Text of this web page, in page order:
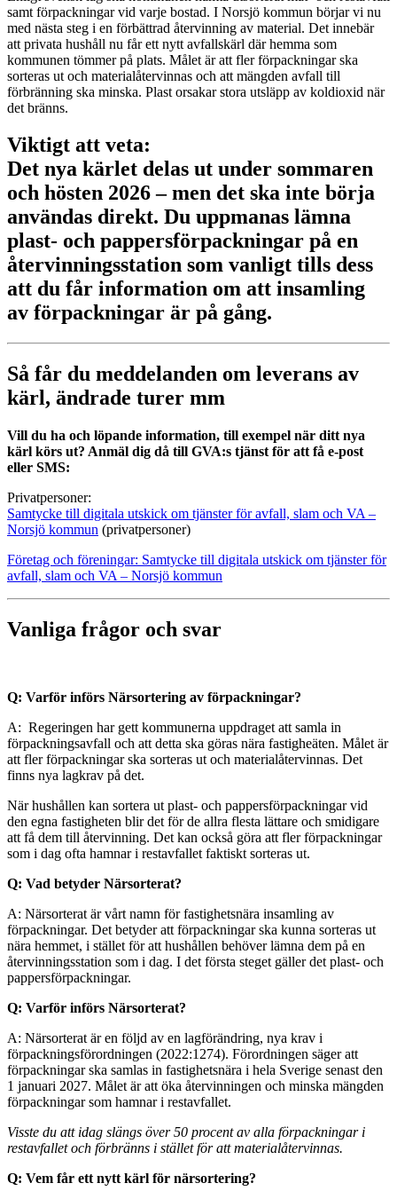
samt förpackningar vid varje bostad. I Norsjö kommun börjar vi nu
med nästa steg i en förbättrad återvinning av material. Det innebär
att privata hushåll nu får ett nytt avfallskärl där hemma som
kommunen tömmer på plats. Målet är att fler förpackningar ska
sorteras ut och materialåtervinnas och att mängden avfall till
förbränning ska minska. Plast orsakar stora utsläpp av koldioxid när
det bränns.
Viktigt att veta:
Det nya kärlet delas ut under sommaren
och hösten 2026 – men det ska inte börja
användas direkt. Du uppmanas lämna
plast- och pappersförpackningar på en
återvinningsstation som vanligt tills dess
att du får information om att insamling
av förpackningar är på gång.
Så får du meddelanden om leverans av
kärl, ändrade turer mm
Vill du ha och löpande information, till exempel när ditt nya
kärl körs ut? Anmäl dig då till GVA:s tjänst för att få e-post
eller SMS:
Privatpersoner:
Samtycke till digitala utskick om tjänster för avfall, slam och VA –
Norsjö kommun (privatpersoner)
Företag och föreningar: Samtycke till digitala utskick om tjänster för
avfall, slam och VA – Norsjö kommun
Vanliga frågor och svar
Q: Varför införs Närsortering av förpackningar?
A: Regeringen har gett kommunerna uppdraget att samla in
förpackningsavfall och att detta ska göras nära fastigheäten. Målet är
att fler förpackningar ska sorteras ut och materialåtervinnas. Det
finns nya lagkrav på det.
När hushållen kan sortera ut plast- och pappersförpackningar vid
den egna fastigheten blir det för de allra flesta lättare och smidigare
att få dem till återvinning. Det kan också göra att fler förpackningar
som i dag ofta hamnar i restavfallet faktiskt sorteras ut.
Q: Vad betyder Närsorterat?
A: Närsorterat är vårt namn för fastighetsnära insamling av
förpackningar. Det betyder att förpackningar ska kunna sorteras ut
nära hemmet, i stället för att hushållen behöver lämna dem på en
återvinningsstation som i dag. I det första steget gäller det plast- och
pappersförpackningar.
Q: Varför införs Närsorterat?
A: Närsorterat är en följd av en lagförändring, nya krav i
förpackningsförordningen (2022:1274). Förordningen säger att
förpackningar ska samlas in fastighetsnära i hela Sverige senast den
1 januari 2027. Målet är att öka återvinningen och minska mängden
förpackningar som hamnar i restavfallet.
Visste du att idag slängs över 50 procent av alla förpackningar i
restavfallet och förbränns i stället för att materialåtervinnas.
Q: Vem får ett nytt kärl för närsortering?